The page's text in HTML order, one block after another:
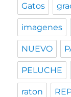
Gatos
imagenes
NUEVO
PELUCHE
raton